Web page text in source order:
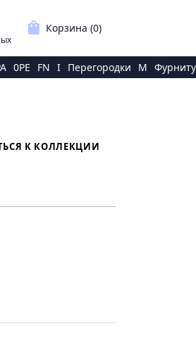
shopping_bag Корзина (0)
0PE FN I Перегородки M
К КОЛЛЕКЦИИ